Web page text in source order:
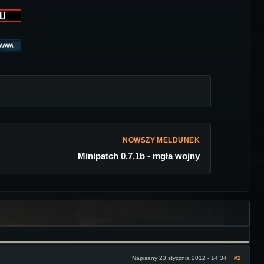
NOWSZY MELDUNEK
Minipatch 0.7.1b - mgła wojny
Napisany 23 stycznia 2012 - 14:34 #2